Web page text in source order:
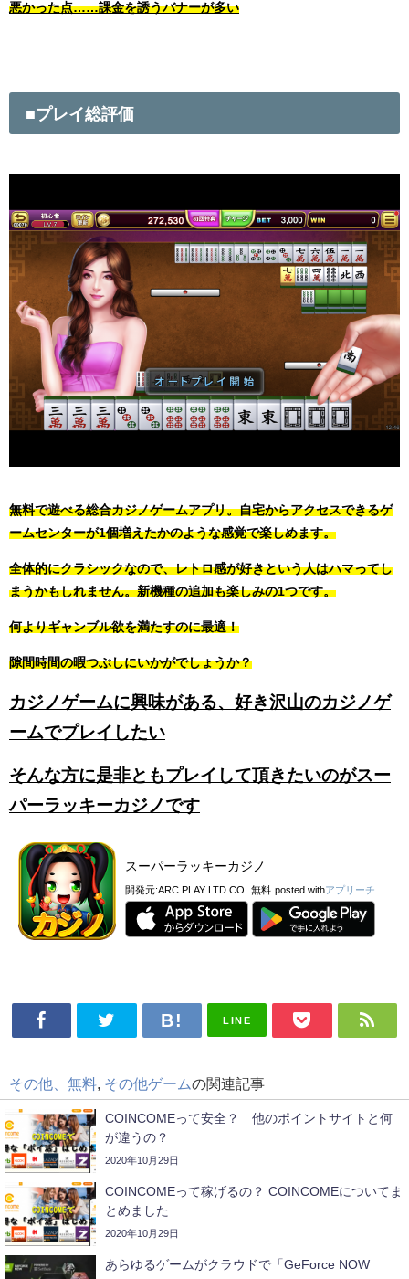
悪かった点……課金を誘うバナーが多い
■プレイ総評価
無料で遊べる総合カジノゲームアプリ。自宅からアクセスできるゲ
ームセンターが1個増えたかのような感覚で楽しめます。
全体的にクラシックなので、レトロ感が好きという人はハマってし
まうかもしれません。新機種の追加も楽しみの1つです。
何よりギャンブル欲を満たすのに最適！
隙間時間の暇つぶしにいかがでしょうか？
カジノゲームに興味がある、好き沢山のカジノゲ
ームでプレイしたい
そんな方に是非ともプレイして頂きたいのがスー
パーラッキーカジノです
スーパーラッキーカジノ
開発元:ARC PLAY LTD CO. 無料 posted withアプリーチ
LINE
その他、無料 その他ゲームの関連記事
COINCOMEって安全？ 他のポイントサイトと何
が違うの？
2020年10月29日
COINCOMEって稼げるの？ COINCOMEについてま
とめました
2020年10月29日
あらゆるゲームがクラウドで「GeForce NOW